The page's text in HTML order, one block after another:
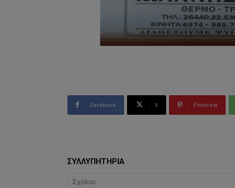
Facebook X Pinterest
ΣΥΛΛΥΠΗΤΗΡΙΑ